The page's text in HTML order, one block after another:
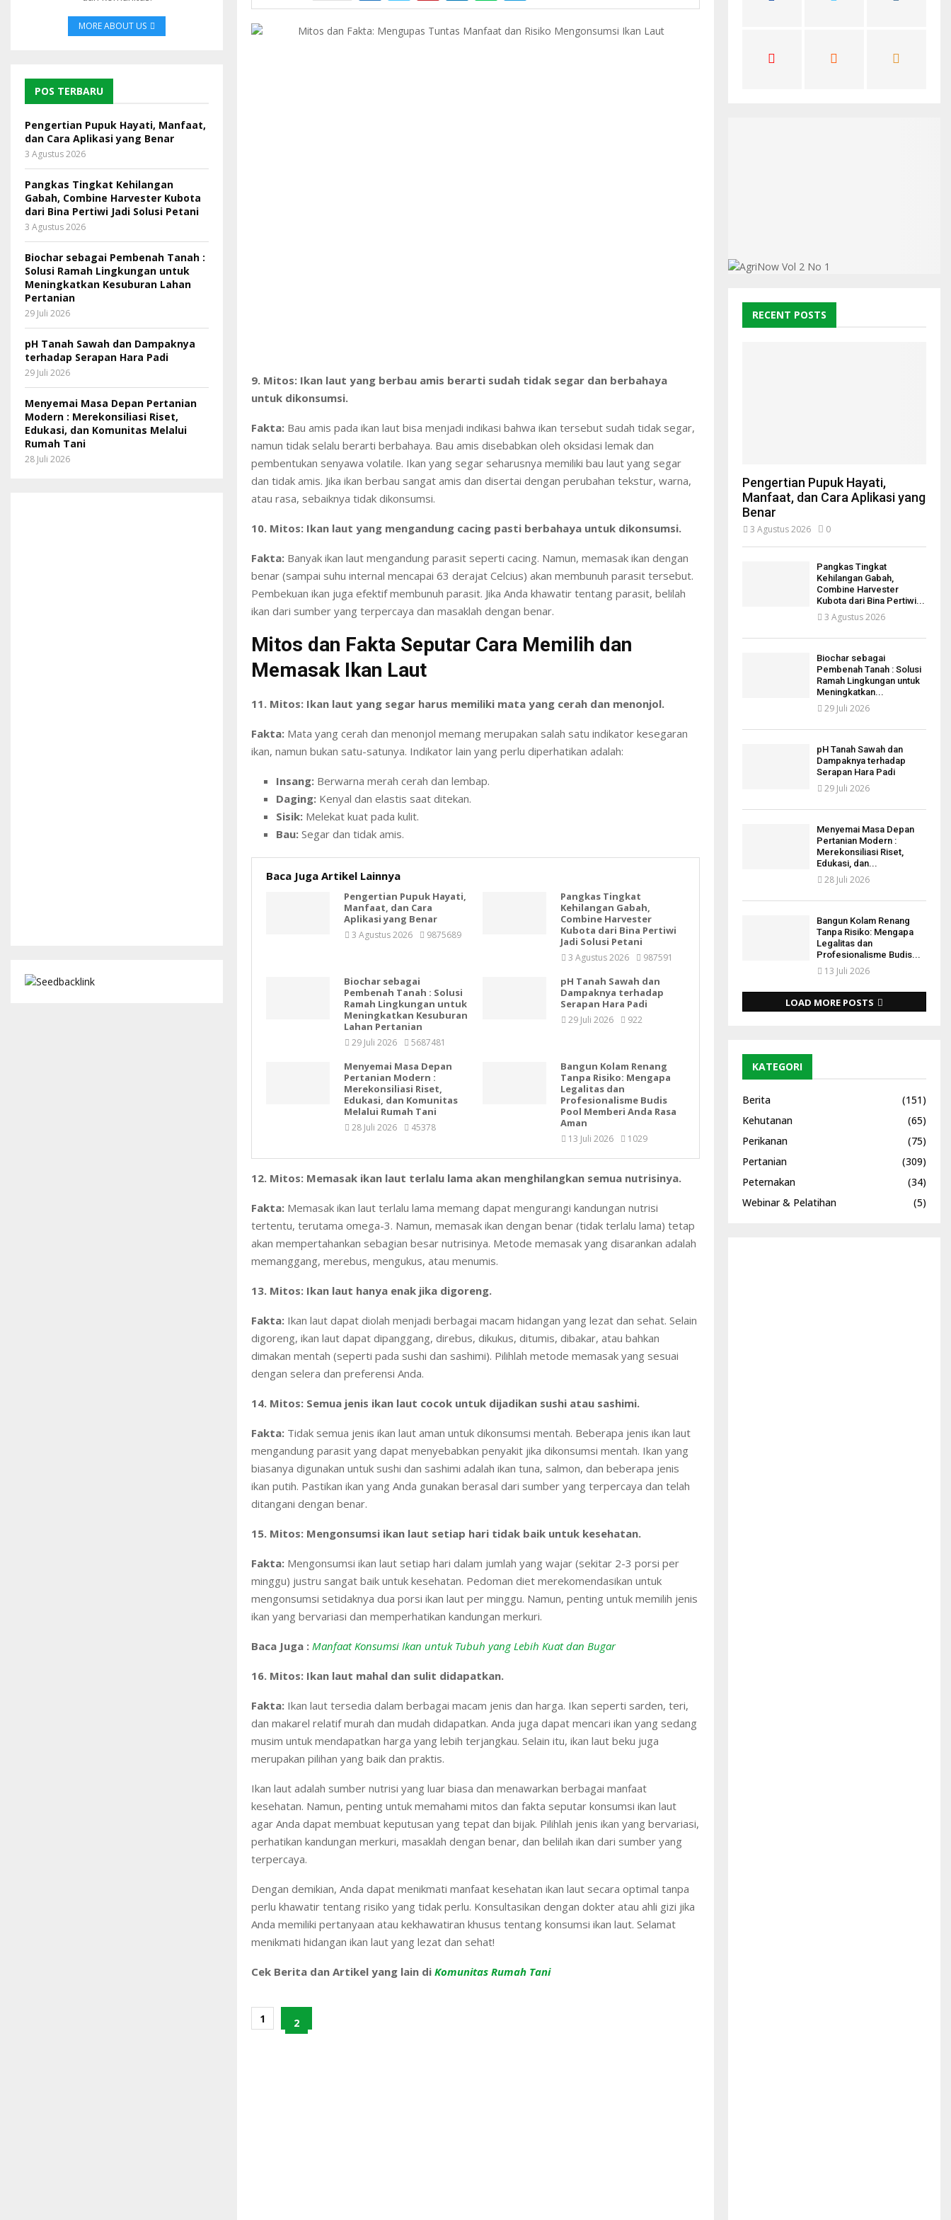
9. Mitos: Ikan laut yang berbau amis berarti sudah tidak segar dan berbahaya
untuk dikonsumsi.
Fakta: Bau amis pada ikan laut bisa menjadi indikasi bahwa ikan tersebut sudah tidak segar,
namun tidak selalu berarti berbahaya. Bau amis disebabkan oleh oksidasi lemak dan
pembentukan senyawa volatile. Ikan yang segar seharusnya memiliki bau laut yang segar
dan tidak amis. Jika ikan berbau sangat amis dan disertai dengan perubahan tekstur, warna,
atau rasa, sebaiknya tidak dikonsumsi.
10. Mitos: Ikan laut yang mengandung cacing pasti berbahaya untuk dikonsumsi.
Fakta: Banyak ikan laut mengandung parasit seperti cacing. Namun, memasak ikan dengan
benar (sampai suhu internal mencapai 63 derajat Celcius) akan membunuh parasit tersebut.
Pembekuan ikan juga efektif membunuh parasit. Jika Anda khawatir tentang parasit, belilah
ikan dari sumber yang terpercaya dan masaklah dengan benar.
Mitos dan Fakta Seputar Cara Memilih dan
Memasak Ikan Laut
11. Mitos: Ikan laut yang segar harus memiliki mata yang cerah dan menonjol.
Fakta: Mata yang cerah dan menonjol memang merupakan salah satu indikator kesegaran
ikan, namun bukan satu-satunya. Indikator lain yang perlu diperhatikan adalah:
Insang: Berwarna merah cerah dan lembap.
Daging: Kenyal dan elastis saat ditekan.
Sisik: Melekat kuat pada kulit.
Bau: Segar dan tidak amis.
Baca Juga Artikel Lainnya
Pengertian Pupuk Hayati,
Manfaat, dan Cara
Aplikasi yang Benar
3 Agustus 2026 9875689
Pangkas Tingkat
Kehilangan Gabah,
Combine Harvester
Kubota dari Bina Pertiwi
Jadi Solusi Petani
3 Agustus 2026 987591
Biochar sebagai
Pembenah Tanah : Solusi
Ramah Lingkungan untuk
Meningkatkan Kesuburan
Lahan Pertanian
29 Juli 2026 5687481
pH Tanah Sawah dan
Dampaknya terhadap
Serapan Hara Padi
29 Juli 2026 922
Menyemai Masa Depan
Pertanian Modern :
Merekonsiliasi Riset,
Edukasi, dan Komunitas
Melalui Rumah Tani
28 Juli 2026 45378
Bangun Kolam Renang
Tanpa Risiko: Mengapa
Legalitas dan
Profesionalisme Budis
Pool Memberi Anda Rasa
Aman
13 Juli 2026 1029
12. Mitos: Memasak ikan laut terlalu lama akan menghilangkan semua nutrisinya.
Fakta: Memasak ikan laut terlalu lama memang dapat mengurangi kandungan nutrisi
tertentu, terutama omega-3. Namun, memasak ikan dengan benar (tidak terlalu lama) tetap
akan mempertahankan sebagian besar nutrisinya. Metode memasak yang disarankan adalah
memanggang, merebus, mengukus, atau menumis.
13. Mitos: Ikan laut hanya enak jika digoreng.
Fakta: Ikan laut dapat diolah menjadi berbagai macam hidangan yang lezat dan sehat. Selain
digoreng, ikan laut dapat dipanggang, direbus, dikukus, ditumis, dibakar, atau bahkan
dimakan mentah (seperti pada sushi dan sashimi). Pilihlah metode memasak yang sesuai
dengan selera dan preferensi Anda.
14. Mitos: Semua jenis ikan laut cocok untuk dijadikan sushi atau sashimi.
Fakta: Tidak semua jenis ikan laut aman untuk dikonsumsi mentah. Beberapa jenis ikan laut
mengandung parasit yang dapat menyebabkan penyakit jika dikonsumsi mentah. Ikan yang
biasanya digunakan untuk sushi dan sashimi adalah ikan tuna, salmon, dan beberapa jenis
ikan putih. Pastikan ikan yang Anda gunakan berasal dari sumber yang terpercaya dan telah
ditangani dengan benar.
15. Mitos: Mengonsumsi ikan laut setiap hari tidak baik untuk kesehatan.
Fakta: Mengonsumsi ikan laut setiap hari dalam jumlah yang wajar (sekitar 2-3 porsi per
minggu) justru sangat baik untuk kesehatan. Pedoman diet merekomendasikan untuk
mengonsumsi setidaknya dua porsi ikan laut per minggu. Namun, penting untuk memilih jenis
ikan yang bervariasi dan memperhatikan kandungan merkuri.
Baca Juga : Manfaat Konsumsi Ikan untuk Tubuh yang Lebih Kuat dan Bugar
16. Mitos: Ikan laut mahal dan sulit didapatkan.
Fakta: Ikan laut tersedia dalam berbagai macam jenis dan harga. Ikan seperti sarden, teri,
dan makarel relatif murah dan mudah didapatkan. Anda juga dapat mencari ikan yang sedang
musim untuk mendapatkan harga yang lebih terjangkau. Selain itu, ikan laut beku juga
merupakan pilihan yang baik dan praktis.
Ikan laut adalah sumber nutrisi yang luar biasa dan menawarkan berbagai manfaat
kesehatan. Namun, penting untuk memahami mitos dan fakta seputar konsumsi ikan laut
agar Anda dapat membuat keputusan yang tepat dan bijak. Pilihlah jenis ikan yang bervariasi,
perhatikan kandungan merkuri, masaklah dengan benar, dan belilah ikan dari sumber yang
terpercaya.
Dengan demikian, Anda dapat menikmati manfaat kesehatan ikan laut secara optimal tanpa
perlu khawatir tentang risiko yang tidak perlu. Konsultasikan dengan dokter atau ahli gizi jika
Anda memiliki pertanyaan atau kekhawatiran khusus tentang konsumsi ikan laut. Selamat
menikmati hidangan ikan laut yang lezat dan sehat!
Cek Berita dan Artikel yang lain di Komunitas Rumah Tani
1 2
MORE ABOUT US
POS TERBARU
Pengertian Pupuk Hayati, Manfaat,
dan Cara Aplikasi yang Benar
3 Agustus 2026
Pangkas Tingkat Kehilangan
Gabah, Combine Harvester Kubota
dari Bina Pertiwi Jadi Solusi Petani
3 Agustus 2026
Biochar sebagai Pembenah Tanah :
Solusi Ramah Lingkungan untuk
Meningkatkan Kesuburan Lahan
Pertanian
29 Juli 2026
pH Tanah Sawah dan Dampaknya
terhadap Serapan Hara Padi
29 Juli 2026
Menyemai Masa Depan Pertanian
Modern : Merekonsiliasi Riset,
Edukasi, dan Komunitas Melalui
Rumah Tani
28 Juli 2026
RECENT POSTS
Pengertian Pupuk Hayati,
Manfaat, dan Cara Aplikasi yang
Benar
3 Agustus 2026 0
Pangkas Tingkat
Kehilangan Gabah,
Combine Harvester
Kubota dari Bina Pertiwi...
3 Agustus 2026
Biochar sebagai
Pembenah Tanah : Solusi
Ramah Lingkungan untuk
Meningkatkan...
29 Juli 2026
pH Tanah Sawah dan
Dampaknya terhadap
Serapan Hara Padi
29 Juli 2026
Menyemai Masa Depan
Pertanian Modern :
Merekonsiliasi Riset,
Edukasi, dan...
28 Juli 2026
Bangun Kolam Renang
Tanpa Risiko: Mengapa
Legalitas dan
Profesionalisme Budis...
13 Juli 2026
LOAD MORE POSTS
KATEGORI
Berita
(151)
Kehutanan
(65)
Perikanan
(75)
Pertanian
(309)
Peternakan
(34)
Webinar & Pelatihan
(5)